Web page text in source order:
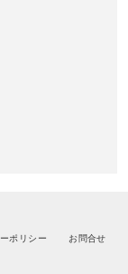
ポリシー お問合せ